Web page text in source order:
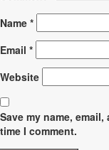
Name *
Email *
Website
Save my name,
time I comment.